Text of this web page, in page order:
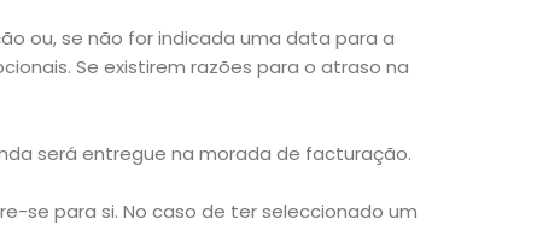
ou, se não for indicada uma data para a
Se existirem razões para o atraso na
será entregue na morada de facturação.
se para si. No caso de ter seleccionado um